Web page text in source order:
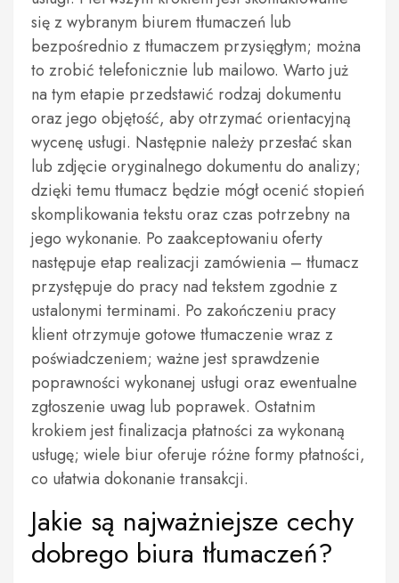
się z wybranym biurem tłumaczeń lub
bezpośrednio z tłumaczem przysięgłym; można
to zrobić telefonicznie lub mailowo. Warto już
na tym etapie przedstawić rodzaj dokumentu
oraz jego objętość, aby otrzymać orientacyjną
wycenę usługi. Następnie należy przesłać skan
lub zdjęcie oryginalnego dokumentu do analizy;
dzięki temu tłumacz będzie mógł ocenić stopień
skomplikowania tekstu oraz czas potrzebny na
jego wykonanie. Po zaakceptowaniu oferty
następuje etap realizacji zamówienia – tłumacz
przystępuje do pracy nad tekstem zgodnie z
ustalonymi terminami. Po zakończeniu pracy
klient otrzymuje gotowe tłumaczenie wraz z
poświadczeniem; ważne jest sprawdzenie
poprawności wykonanej usługi oraz ewentualne
zgłoszenie uwag lub poprawek. Ostatnim
krokiem jest finalizacja płatności za wykonaną
usługę; wiele biur oferuje różne formy płatności,
co ułatwia dokonanie transakcji.
Jakie są najważniejsze cechy
dobrego biura tłumaczeń?